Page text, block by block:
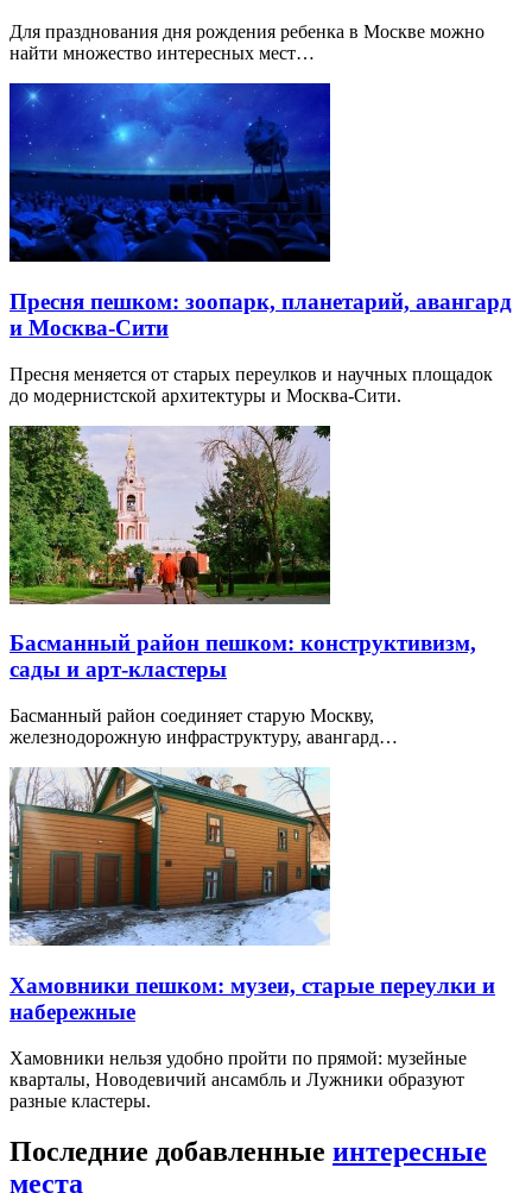
Для празднования дня рождения ребенка в Москве можно
найти множество интересных мест…
Пресня пешком: зоопарк, планетарий, авангард
и Москва-Сити
Пресня меняется от старых переулков и научных площадок
до модернистской архитектуры и Москва-Сити.
Басманный район пешком: конструктивизм,
сады и арт-кластеры
Басманный район соединяет старую Москву,
железнодорожную инфраструктуру, авангард…
Хамовники пешком: музеи, старые переулки и
набережные
Хамовники нельзя удобно пройти по прямой: музейные
кварталы, Новодевичий ансамбль и Лужники образуют
разные кластеры.
Последние добавленные интересные
места